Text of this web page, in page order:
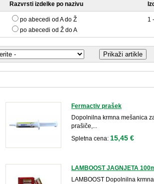
Razvrsti izdelke po nazivu
po abecedi od A do Ž
po abecedi od Ž do A
1
Fermactiv prašek
Dopolnilna krmna mešanica
prašiče,...
Spletna cena: 15,45 €
LAMBOOST JAGNJETA
LAMBOOST Dopolnilna